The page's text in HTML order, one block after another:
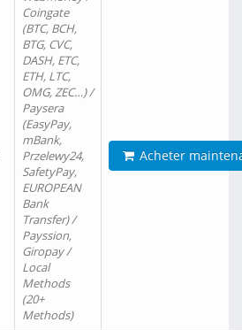
Coingate
(BTC, BCH,
BTG, CVC,
DASH, ETC,
ETH, LTC,
OMG, ZEC…) /
Paysera
(EasyPay,
mBank,
Przelewy24,
SafetyPay,
EUROPEAN
Bank
Transfer) /
Payssion,
Giropay /
Local
Methods
(20+
Methods)
Acheter